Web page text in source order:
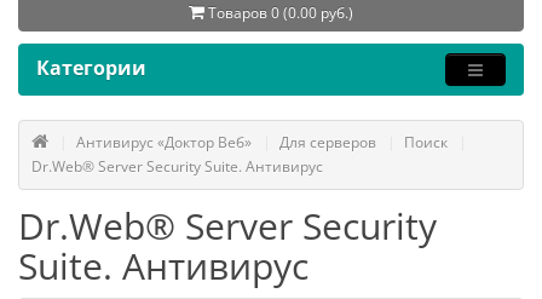
Товаров 0 (0.00 руб.)
Категории
Антивирус «Доктор Веб» Для серверов
Поиск
Dr.Web® Server Security Suite. Антивирус
Dr.Web® Server Security
Suite. Антивирус